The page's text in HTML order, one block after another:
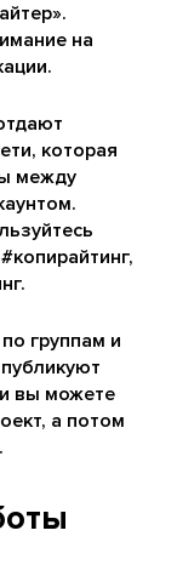
на
которая
между
группам и
вы можете
а потом